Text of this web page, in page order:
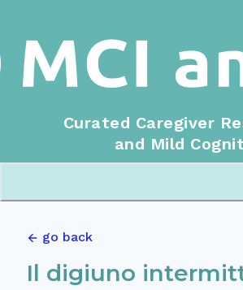
Curated Caregiver
and Mild
go back
Il digiuno